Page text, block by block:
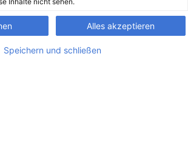
Alles akzeptieren
Speichern und schließen